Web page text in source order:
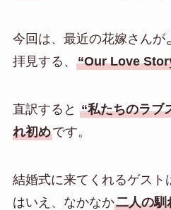
今回は、最近の花嫁さんが
拝見する、 “Our Love
直訳すると “私たちのラブ
れ初めです。
結婚式に来てくれるゲスト
はいえ、なかなか二人の馴